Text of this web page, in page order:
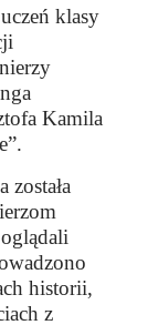
klasy
Kamila
historii,
z